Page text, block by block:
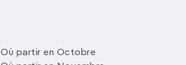
Où partir en Octobre